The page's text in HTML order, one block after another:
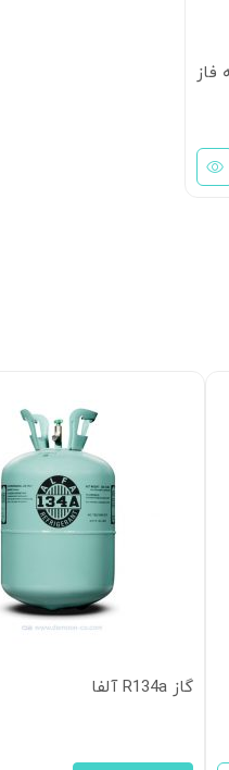
گاز R134a آلفا